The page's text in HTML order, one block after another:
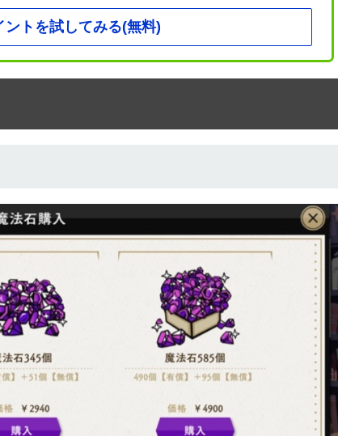
ントを試してみる(無料)